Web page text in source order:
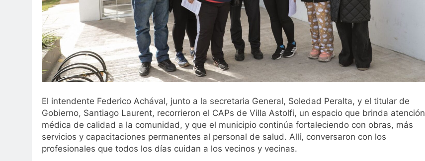
El intendente Federico Achával, junto a la secretaria General, Soledad Peralta, y el titular de
Gobierno, Santiago Laurent, recorrieron el CAPs de Villa Astolfi, un espacio que brinda atención
médica de calidad a la comunidad, y que el municipio continúa fortaleciendo con obras, más
servicios y capacitaciones permanentes al personal de salud. Allí, conversaron con los
profesionales que todos los días cuidan a los vecinos y vecinas.